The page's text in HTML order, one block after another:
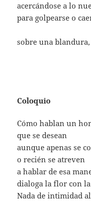
acercándose a lo
para golpearse o
sobre una
Coloquio
Cómo hablan un
que se desean
aunque apenas se
o recién se atreven
a hablar de esa
dialoga la flor con la
Nada de intimidad